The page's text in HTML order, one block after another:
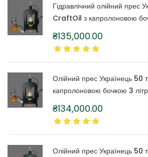
Гідравлічний олійний прес
CraftOil з капролоновою
₴135,000.00
Олійний прес Українець
капролоновою бочкою 3
₴134,000.00
Олійний прес Українець